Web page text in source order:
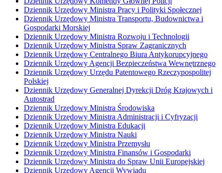
Dziennik Urzędowy Ministra Pracy i Polityki Społecznej
Dziennik Urzędowy Ministra Transportu, Budownictwa i
Gospodarki Morskiej
Dziennik Urzędowy Ministra Rozwoju i Technologii
Dziennik Urzędowy Ministra Spraw Zagranicznych
Dziennik Urzędowy Centralnego Biura Antykorupcyjnego
Dziennik Urzędowy Agencji Bezpieczeństwa Wewnętrznego
Dziennik Urzędowy Urzędu Patentowego Rzeczypospolitej
Polskiej
Dziennik Urzędowy Generalnej Dyrekcji Dróg Krajowych i
Autostrad
Dziennik Urzędowy Ministra Środowiska
Dziennik Urzędowy Ministra Administracji i Cyfryzacji
Dziennik Urzędowy Ministra Edukacji
Dziennik Urzędowy Ministra Nauki
Dziennik Urzędowy Ministra Przemysłu
Dziennik Urzędowy Ministra Finansów i Gospodarki
Dziennik Urzędowy Ministra do Spraw Unii Europejskiej
Dziennik Urzędowy Agencji Wywiadu